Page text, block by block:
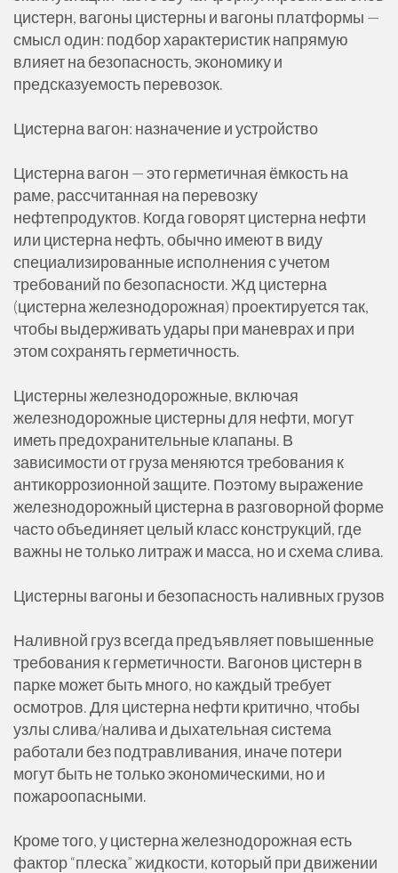
цистерн, вагоны цистерны и вагоны платформы —
смысл один: подбор характеристик напрямую
влияет на безопасность, экономику и
предсказуемость перевозок.
Цистерна вагон: назначение и устройство
Цистерна вагон — это герметичная ёмкость на
раме, рассчитанная на перевозку
нефтепродуктов. Когда говорят цистерна нефти
или цистерна нефть, обычно имеют в виду
специализированные исполнения с учетом
требований по безопасности. Жд цистерна
(цистерна железнодорожная) проектируется так,
чтобы выдерживать удары при маневрах и при
этом сохранять герметичность.
Цистерны железнодорожные, включая
железнодорожные цистерны для нефти, могут
иметь предохранительные клапаны. В
зависимости от груза меняются требования к
антикоррозионной защите. Поэтому выражение
железнодорожный цистерна в разговорной форме
часто объединяет целый класс конструкций, где
важны не только литраж и масса, но и схема слива.
Цистерны вагоны и безопасность наливных грузов
Наливной груз всегда предъявляет повышенные
требования к герметичности. Вагонов цистерн в
парке может быть много, но каждый требует
осмотров. Для цистерна нефти критично, чтобы
узлы слива/налива и дыхательная система
работали без подтравливания, иначе потери
могут быть не только экономическими, но и
пожароопасными.
Кроме того, у цистерна железнодорожная есть
фактор “плеска” жидкости, который при движении